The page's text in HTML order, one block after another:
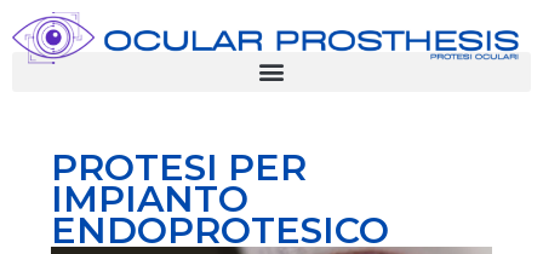
PROTESI PER
IMPIANTO
ENDOPROTESICO